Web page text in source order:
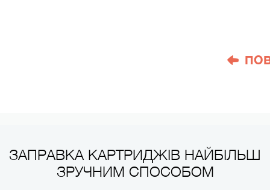
ЗАПРАВКА КАРТРИДЖІВ НАЙБІЛЬШ
ЗРУЧНИМ СПОСОБОМ